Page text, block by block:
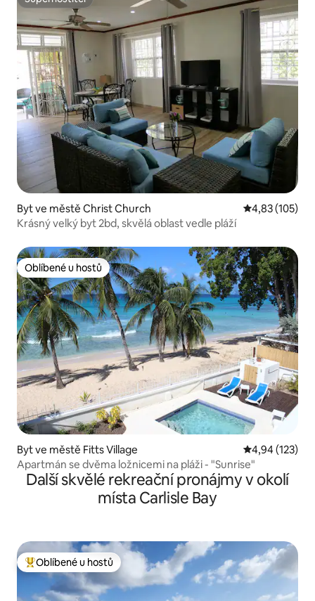
Superhostitel
Byt ve městě Christ Church Průměrné
4,83 (105)
Krásný velký byt 2bd, skvělá oblast vedle pláží
Oblíbené u hostů
Oblíbené u hostů
Byt ve městě Fitts Village Průměrné
4,94 (123)
Apartmán se dvěma ložnicemi na pláži - "Sunrise"
Další skvělé rekreační pronájmy v okolí
místa Carlisle Bay
Nejlepší v kategorii Oblíbené u hostů
Oblíbené u hostů